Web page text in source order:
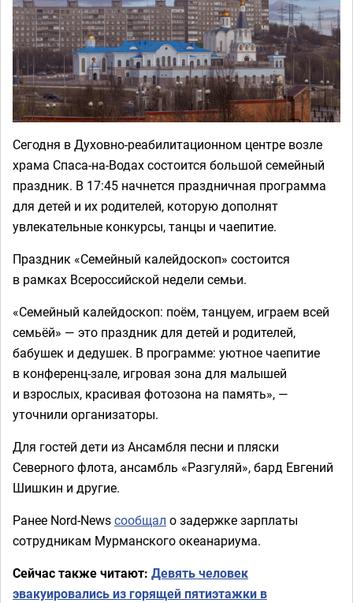
Сегодня в Духовно-реабилитационном центре возле
храма Спаса-на-Водах состоится большой семейный
праздник. В 17:45 начнется праздничная программа
для детей и их родителей, которую дополнят
увлекательные конкурсы, танцы и чаепитие.
Праздник «Семейный калейдоскоп» состоится
в рамках Всероссийской недели семьи.
«Семейный калейдоскоп: поём, танцуем, играем всей
семьёй» — это праздник для детей и родителей,
бабушек и дедушек. В программе: уютное чаепитие
в конференц-зале, игровая зона для малышей
и взрослых, красивая фотозона на память», —
уточнили организаторы.
Для гостей дети из Ансамбля песни и пляски
Северного флота, ансамбль «Разгуляй», бард Евгений
Шишкин и другие.
Ранее Nord-Newsсообщал о задержке зарплаты
сотрудникам Мурманского океанариума.
Сейчас также читают: Девять человек
эвакуировались из горящей пятиэтажки в